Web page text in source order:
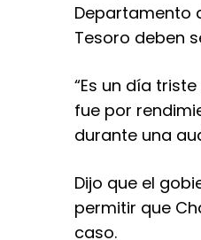
Departamento
Tesoro deben
“Es un día
fue por
durante una
Dijo que el
permitir que
caso.